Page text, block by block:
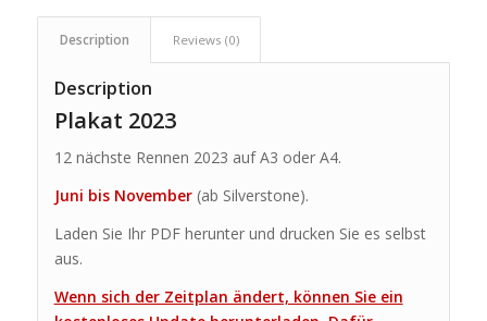
Description Reviews (0)
Description
Plakat 2023
12 nächste Rennen 2023 auf A3 oder A4.
Juni bis November(ab Silverstone).
Laden Sie Ihr PDF herunter und drucken Sie es selbst
aus.
Wenn sich der Zeitplan ändert, können Sie ein